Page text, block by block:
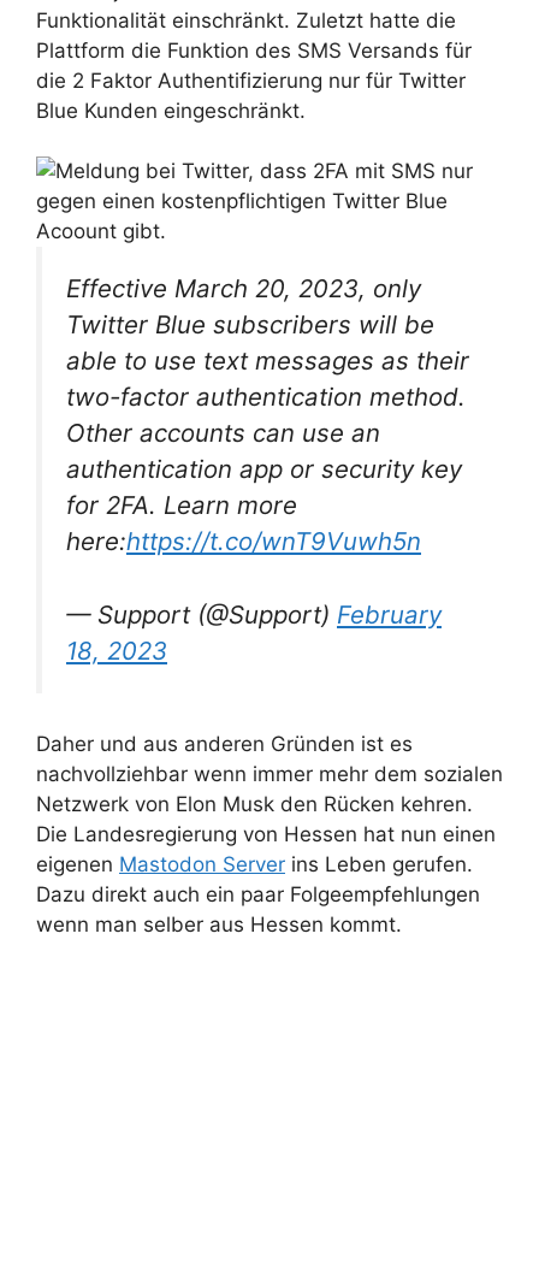
Funktionalität einschränkt. Zuletzt hatte die
Plattform die Funktion des SMS Versands für
die 2 Faktor Authentifizierung nur für Twitter
Blue Kunden eingeschränkt.
Effective March 20, 2023, only
Twitter Blue subscribers will be
able to use text messages as their
two-factor authentication method.
Other accounts can use an
authentication app or security key
for 2FA. Learn more
here:https://t.co/wnT9Vuwh5n
— Support (@Support) February
18, 2023
Daher und aus anderen Gründen ist es
nachvollziehbar wenn immer mehr dem sozialen
Netzwerk von Elon Musk den Rücken kehren.
Die Landesregierung von Hessen hat nun einen
eigenen Mastodon Server ins Leben gerufen.
Dazu direkt auch ein paar Folgeempfehlungen
wenn man selber aus Hessen kommt.